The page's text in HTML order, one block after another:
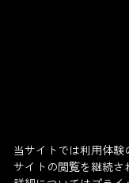
当サイトでは利用体験
サイトの閲覧を継続さ